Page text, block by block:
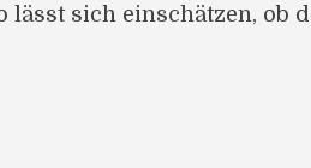
sich einschätzen, ob